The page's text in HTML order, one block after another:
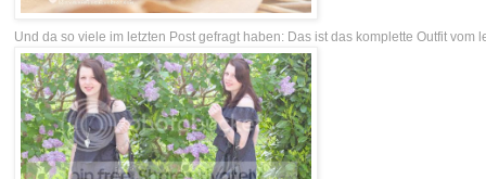
Und da so viele im letzten Post gefragt haben: Das ist das komplette Outfit vom